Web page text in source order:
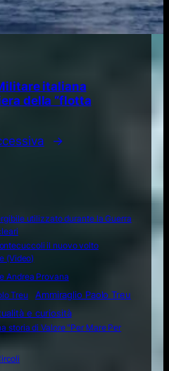
italiana
della “flotta
→
utilizzato durante la Guerra
il nuovo volto
(Video)
Andrea Provana
Treu
Ammiraglio Paolo Treu
e curiosità
storia di Valore "Per Mare Per